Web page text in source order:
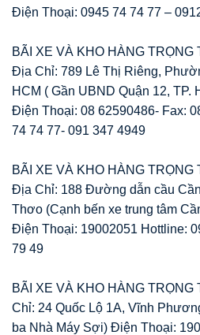
Điện Thoại: 0945 74 74 77 –
BÃI XE VÀ KHO HÀNG TRỌNG
Địa Chỉ: 789 Lê Thị Riêng,
HCM ( Gần UBND Quận 12, TP.
Điện Thoại: 08 62590486- Fax:
74 74 77- 091 347 4949
BÃI XE VÀ KHO HÀNG TRỌNG
Địa Chỉ: 188 Đường dẫn cầu
Thơo (Cạnh bến xe trung tâm
Điện Thoại: 19002051 Hottline:
79 49
BÃI XE VÀ KHO HÀNG
Chỉ: 24 Quốc Lộ 1A, Vĩnh
ba Nhà Máy Sợi) Điện Thoại: